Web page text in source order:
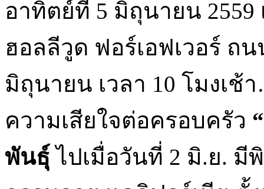
อาทิตย์ที่ 5 มิถุนายน
ฮอลลีวูด ฟอร์เอฟเวอร์
มิถุนายน เวลา 10 โมงเ
ความเสียใจต่อครอบครัว
พันธุ์ ไปเมื่อวันที่ 2 มิ.ย. มี